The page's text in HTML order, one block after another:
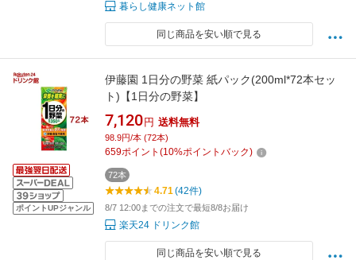
暮らし健康ネット館
同じ商品を安い順で見る
ポイントUPジャンル
伊藤園 1日分の野菜 紙パック(200ml*72本セッ
ト)【1日分の野菜】
7,120 円 送料無料
98.9円/本 (72本)
659ポイント (10%ポイントバック)
72本
4.71(42件)
8/7 12:00までの注文で最短8/8お届け
楽天24 ドリンク館
同じ商品を安い順で見る